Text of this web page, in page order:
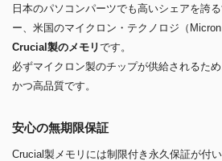
日本のパソコンパーツでも高いシェアを誇
ー、米国のマイクロン・テクノロジ（
Crucial製のメモリです。
必ずマイクロン製のチップが供給されるた
かつ高品質です。
安心の無期限保証
Crucial製メモリには制限付き永久保証が付い